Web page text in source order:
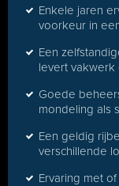
Enkele jaren
voorkeur in
Een
levert vakwerk
Goede
mondeling als
Een geldig
verschillende
Ervaring met